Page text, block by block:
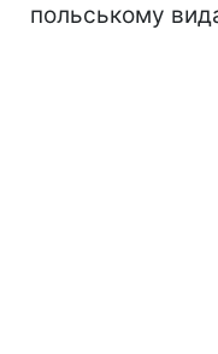
польському